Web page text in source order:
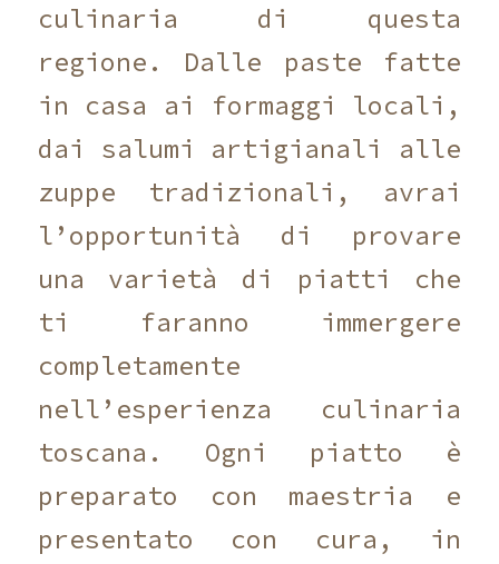
culinaria di questa
regione. Dalle paste fatte
in casa ai formaggi locali,
dai salumi artigianali alle
zuppe tradizionali, avrai
l’opportunità di provare
una varietà di piatti che
ti faranno immergere
completamente
nell’esperienza culinaria
toscana. Ogni piatto è
preparato con maestria e
presentato con cura, in